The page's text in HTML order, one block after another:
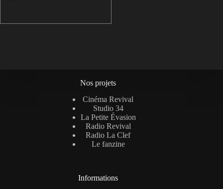
Nos projets
Cinéma Revival
Studio 34
La Petite Évasion
Radio Revival
Radio La Clef
Le fanzine
Informations